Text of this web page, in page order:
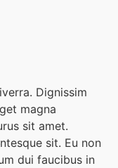
Dignissim
magna
sit amet.
sit. Eu non
dui faucibus in